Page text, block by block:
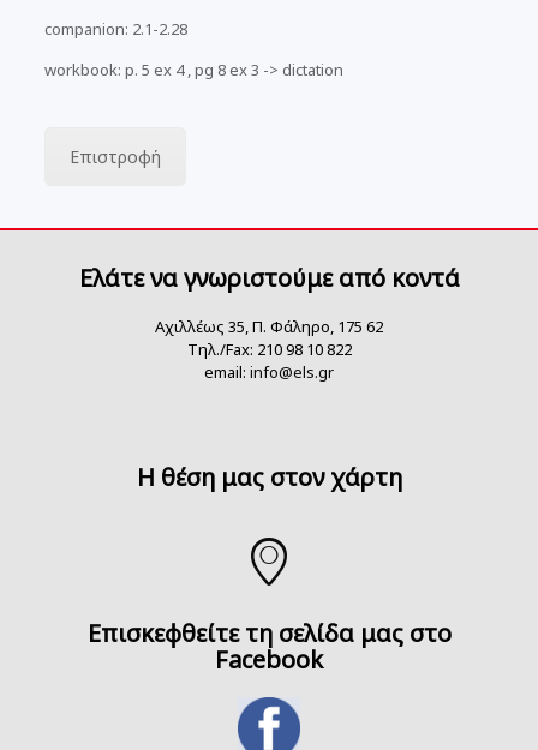
companion: 2.1-2.28
workbook: p. 5 ex 4 , pg 8 ex 3 -> dictation
Επιστροφή
Ελάτε να γνωριστούμε από κοντά
Αχιλλέως 35, Π. Φάληρο, 175 62
Τηλ./Fax: 210 98 10 822
email: info@els.gr
H θέση μας στον χάρτη
Επισκεφθείτε τη σελίδα μας στο
Facebook